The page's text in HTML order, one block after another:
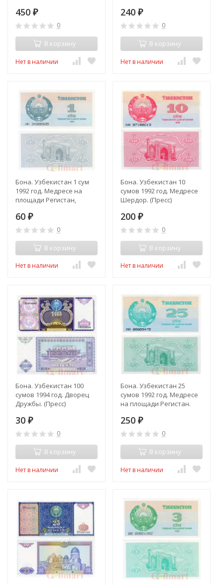
450 ₽
0
В корзину
Нет в наличии
240 ₽
0
В корзину
Нет в наличии
Бона. Узбекистан 1 сум
1992 год. Медресе на
площади Регистан,
60 ₽
0
В корзину
Нет в наличии
Бона. Узбекистан 10
сумов 1992 год. Медресе
Шердор. (Пресс)
200 ₽
0
В корзину
Нет в наличии
Бона. Узбекистан 100
сумов 1994 год. Дворец
Дружбы. (Пресс)
30 ₽
0
В корзину
Нет в наличии
Бона. Узбекистан 25
сумов 1992 год. Медресе
на площади Регистан.
250 ₽
0
В корзину
Нет в наличии